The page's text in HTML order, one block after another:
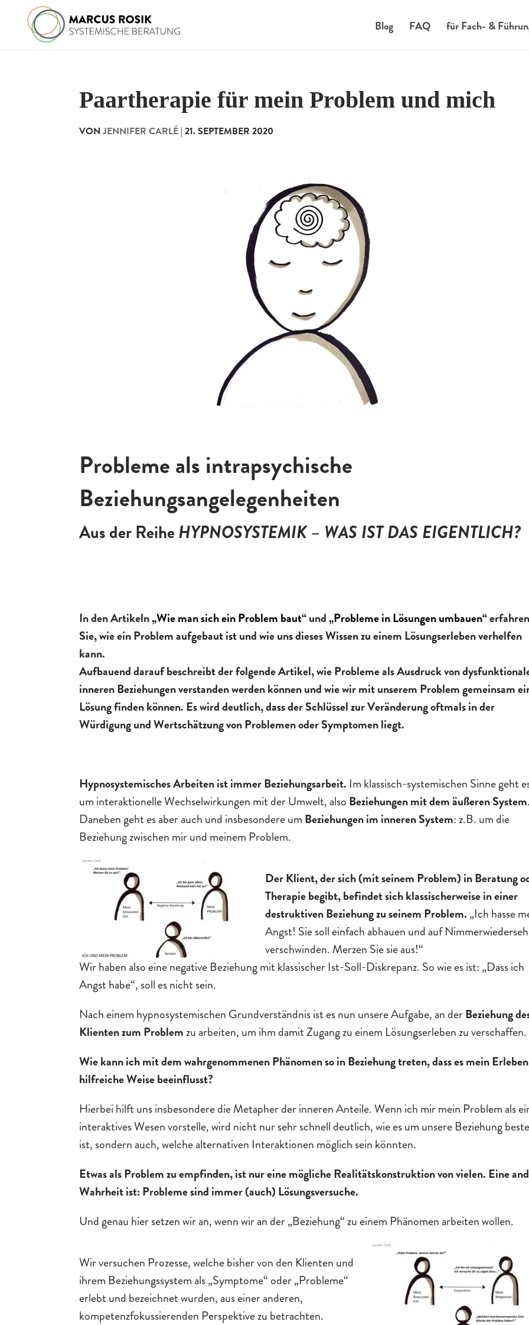
Blog FAQ für Fach- &
Paartherapie für mein Problem und mich
VONJENNIFER CARLÉ |21. SEPTEMBER 2020
Probleme als intrapsychische
Beziehungsangelegenheiten
Aus der ReiheHYPNOSYSTEMIK – WAS IST DAS EIGENTLICH?
In den Artikeln„Wie man sich ein Problem baut“und„Probleme in Lösungen umbauen“erfahren
Sie, wie ein Problem aufgebaut ist und wie uns dieses Wissen zu einem Lösungserleben verhelfen
kann.
Aufbauend darauf beschreibt der folgende Artikel, wie Probleme als Ausdruck von
inneren Beziehungen verstanden werden können und wie wir mit unserem Problem gemeinsam
Lösung finden können. Es wird deutlich, dass der Schlüssel zur Veränderung oftmals in der
Würdigung und Wertschätzung von Problemen oder Symptomen liegt.
Hypnosystemisches Arbeiten ist immer Beziehungsarbeit. Im klassisch-systemischen Sinne geht
um interaktionelle Wechselwirkungen mit der Umwelt, also Beziehungen mit dem äußeren System.
Daneben geht es aber auch und insbesondere um Beziehungen im inneren System: z.B. um die
Beziehung zwischen mir und meinem Problem.
Der Klient, der sich (mit seinem Problem) in Beratung
Therapie begibt, befindet sich klassischerweise in einer
destruktiven Beziehung zu seinem Problem. „Ich hasse
Angst! Sie soll einfach abhauen und auf
verschwinden. Merzen Sie sie aus!“
Wir haben also eine negative Beziehung mit klassischer Ist-Soll-Diskrepanz. So wie es ist: „Dass ich
Angst habe“, soll es nicht sein.
Nach einem hypnosystemischen Grundverständnis ist es nun unsere Aufgabe, an derBeziehung
Klienten zum Problemzu arbeiten, um ihm damit Zugang zu einem Lösungserleben zu verschaffen.
Wie kann ich mit dem wahrgenommenen Phänomen so in Beziehung treten, dass es mein
hilfreiche Weise beeinflusst?
Hierbei hilft uns insbesondere die Metapher der inneren Anteile. Wenn ich mir mein Problem als
interaktives Wesen vorstelle, wird nicht nur sehr schnell deutlich, wie es um unsere Beziehung
ist, sondern auch, welche alternativen Interaktionen möglich sein könnten.
Etwas als Problem zu empfinden, ist nur eine mögliche Realitätskonstruktion von vielen. Eine
Wahrheit ist: Probleme sind immer (auch) Lösungsversuche.
Und genau hier setzen wir an, wenn wir an der „Beziehung“ zu einem Phänomen arbeiten wollen.
Wir versuchen Prozesse, welche bisher von den Klienten und
ihrem Beziehungssystem als „Symptome“ oder „Probleme“
erlebt und bezeichnet wurden, aus einer anderen,
kompetenzfokussierenden Perspektive zu betrachten.